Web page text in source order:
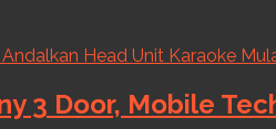
3 Door, Mobile